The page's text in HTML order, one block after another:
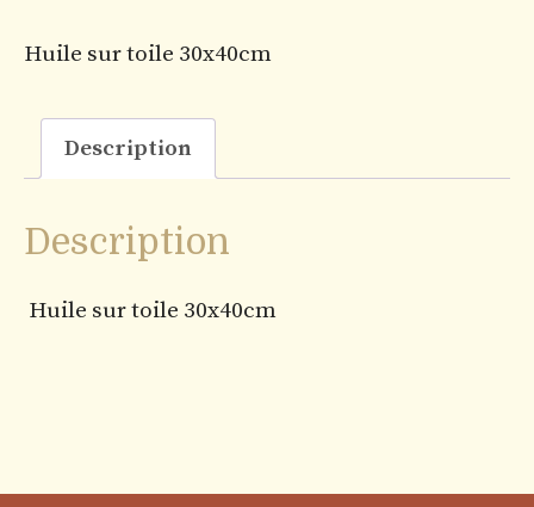
Huile sur toile 30x40cm
Description
Description
Huile sur toile 30x40cm